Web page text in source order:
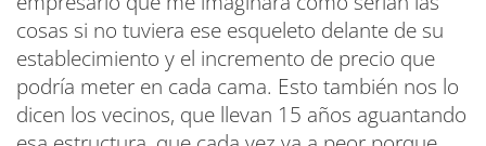
cosas si no tuviera ese esqueleto delante de su
establecimiento y el incremento de precio que
podría meter en cada cama. Esto también nos lo
dicen los vecinos, que llevan 15 años aguantando